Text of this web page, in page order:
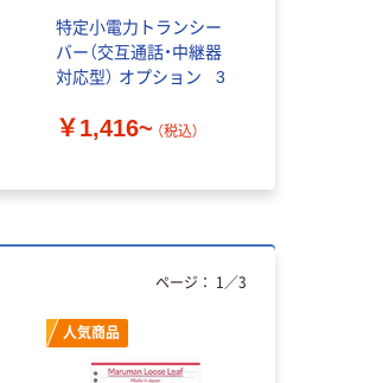
特定小電力トランシー
バー（交互通話・中継器
対応型） オプション _3
￥1,416~ （税込）
人気商品
ページ： 1 ／3